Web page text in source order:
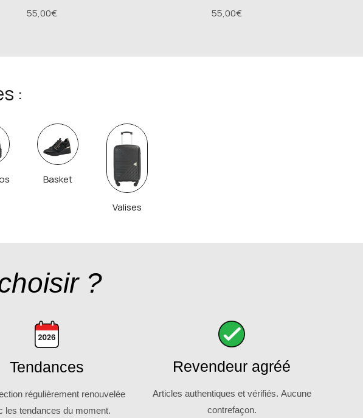
55,00€
55,00€
:
Basket
Valises
?
Tendances
régulièrement renouvelée
les tendances du moment.
Revendeur agréé
Articles authentiques et vérifiés. Aucune
contrefaçon.